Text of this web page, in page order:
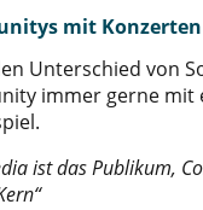
mit
Unterschied von
immer gerne mit
ist das Publikum,